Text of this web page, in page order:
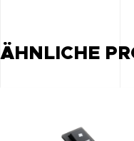
ÄHNLICHE